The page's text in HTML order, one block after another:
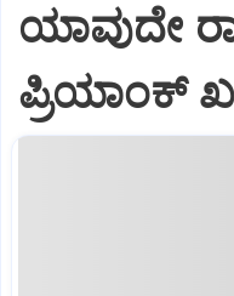
ಯಾವುದೇ
ಪ್ರಿಯಾಂಕ್